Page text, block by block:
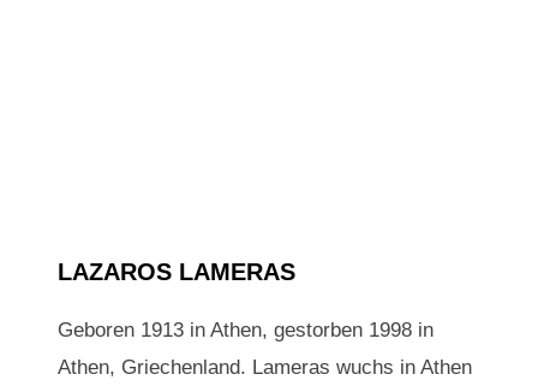
LAZAROS LAMERAS
Geboren 1913 in Athen, gestorben 1998 in
Athen, Griechenland. Lameras wuchs in Athen